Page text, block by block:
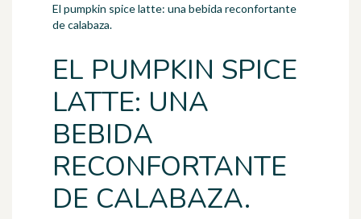
El pumpkin spice latte: una bebida reconfortante
de calabaza.
EL PUMPKIN SPICE
LATTE: UNA
BEBIDA
RECONFORTANTE
DE CALABAZA.